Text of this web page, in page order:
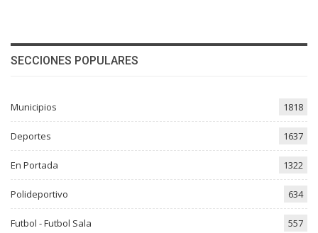
SECCIONES POPULARES
Municipios 1818
Deportes 1637
En Portada 1322
Polideportivo 634
Futbol - Futbol Sala 557